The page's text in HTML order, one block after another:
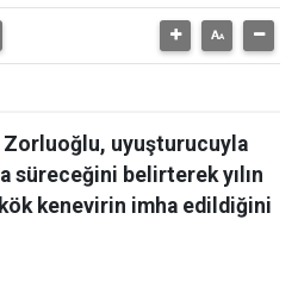
Zorluoğlu, uyuşturucuyla
süreceğini belirterek yılın
kenevirin imha edildiğini